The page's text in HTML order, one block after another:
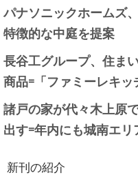
パナソニックホームズ
特徴的な中庭を提案
長谷工グループ、住ま
商品=「ファミーレキ
諸戸の家が代々木上原
出す=年内にも城南エリ
新刊の紹介